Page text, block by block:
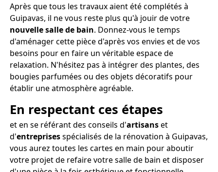
Après que tous les travaux aient été complétés à
Guipavas, il ne vous reste plus qu'à jouir de votre
nouvelle salle de bain. Donnez-vous le temps
d'aménager cette pièce d'après vos envies et de vos
besoins pour en faire un véritable espace de
relaxation. N'hésitez pas à intégrer des plantes, des
bougies parfumées ou des objets décoratifs pour
établir une atmosphère agréable.
En respectant ces étapes
et en se référant des conseils d'artisanset
d'entreprisesspécialisés de la rénovation à Guipavas,
vous aurez toutes les cartes en main pour aboutir
votre projet de refaire votre salle de bain et disposer